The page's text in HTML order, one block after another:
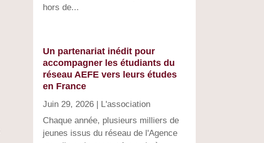
hors de...
Un partenariat inédit pour
accompagner les étudiants du
réseau AEFE vers leurs études
en France
Juin 29, 2026| L'association
Chaque année, plusieurs milliers de
jeunes issus du réseau de l'Agence